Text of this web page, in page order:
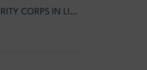
EUROPEAN SOLIDARITY CORPS IN LITUANIA